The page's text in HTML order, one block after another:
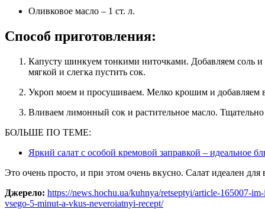
Оливковое масло – 1 ст. л.
Способ приготовления:
Капусту шинкуем тонкими ниточками. Добавляем соль и сахар и разминаем руками. Капуста должна стать
мягкой и слегка пустить сок.
Укроп моем и просушиваем. Мелко крошим и добавляем
Вливаем лимонный сок и растительное масло.
БОЛЬШЕ ПО ТЕМЕ:
Яркий салат с особой кремовой заправкой –
Это очень просто, и при этом очень вкусно. Салат идеален
Джерело: https://news.hochu.ua/kuhnya/retseptyi/article-165007-
vsego-5-minut-a-vkus-neveroiatnyi-recept/